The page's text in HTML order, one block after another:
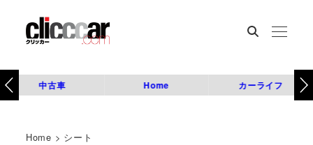
中古車 Home カーライフ
Home > シート